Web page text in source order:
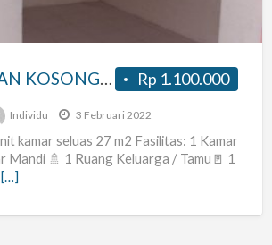
Rp 1.100.000
[KONTRAKAN KOSONG – JAKARTA SELATAN]
Individu 3 Februari 2022
kamar seluas 27 m2 Fasilitas: 1 Kamar
🚿 1 Ruang Keluarga / Tamu🚪 1
[…]